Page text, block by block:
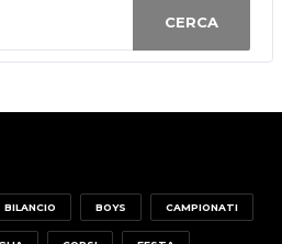
CERCA
BILANCIO BOYS CAMPIONATI